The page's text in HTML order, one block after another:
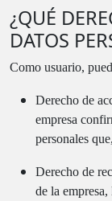
¿QUÉ
DATOS
Como usuario,
Derecho de
empresa
personales
Derecho de
de la